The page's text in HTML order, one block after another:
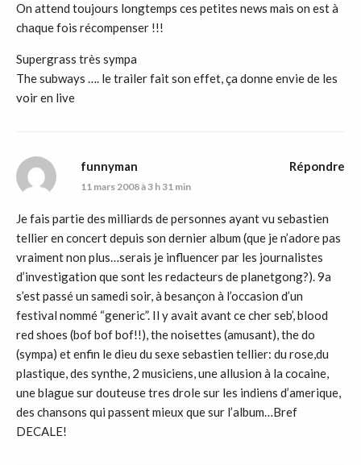
On attend toujours longtemps ces petites news mais on est à
chaque fois récompenser !!!
Supergrass très sympa
The subways …. le trailer fait son effet, ça donne envie de les
voir en live
funnyman
11 mars 2008 à 3 h 31 min
Je fais partie des milliards de personnes ayant vu sebastien
tellier en concert depuis son dernier album (que je n’adore pas
vraiment non plus…serais je influencer par les journalistes
d’investigation que sont les redacteurs de planetgong?). 9a
s’est passé un samedi soir, à besançon à l’occasion d’un
festival nommé “generic”. Il y avait avant ce cher seb’, blood
red shoes (bof bof bof!!), the noisettes (amusant), the do
(sympa) et enfin le dieu du sexe sebastien tellier: du rose,du
plastique, des synthe, 2 musiciens, une allusion à la cocaine,
une blague sur douteuse tres drole sur les indiens d’amerique,
des chansons qui passent mieux que sur l’album…Bref
DECALE!
Répondre